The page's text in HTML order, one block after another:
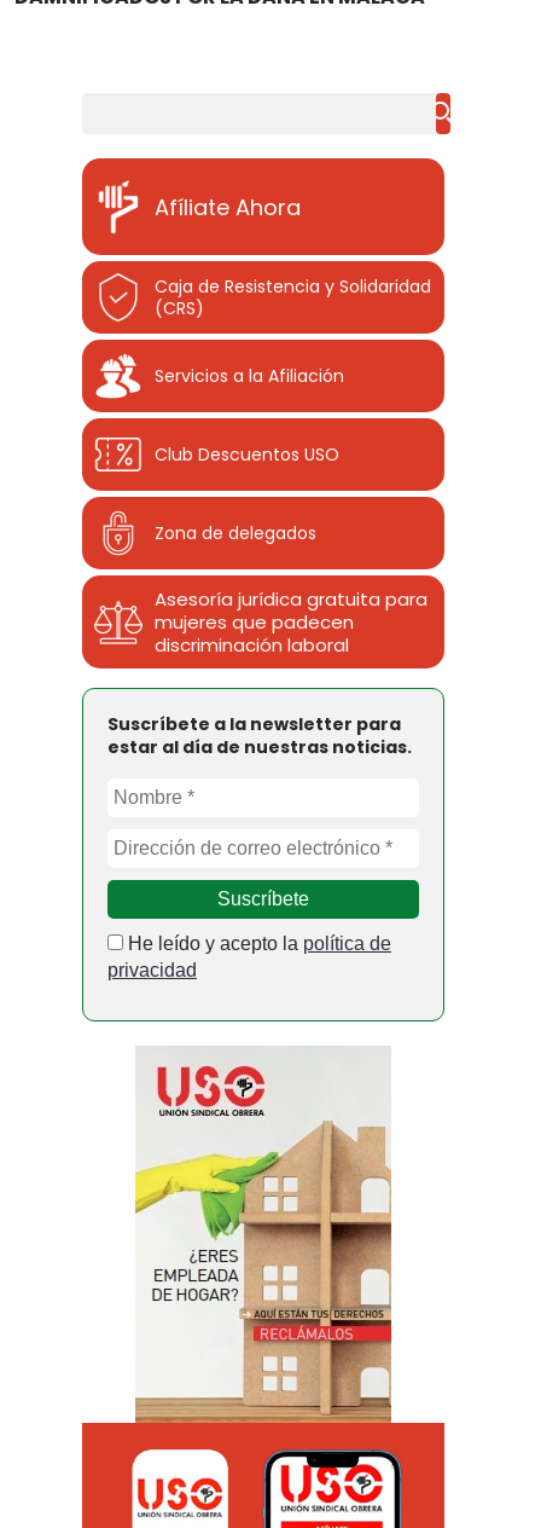
Afíliate Ahora
Caja de Resistencia y Solidaridad
(CRS)
Servicios a la Afiliación
Club Descuentos USO
Zona de delegados
Asesoría jurídica gratuita para
mujeres que padecen
discriminación laboral
Suscríbete a la newsletter para
estar al día de nuestras noticias.
He leído y acepto la política de
privacidad